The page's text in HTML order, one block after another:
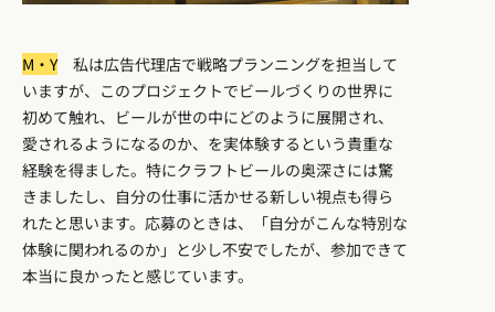
M・Y私は広告代理店で戦略プランニングを担当して
いますが、このプロジェクトでビールづくりの世界に
初めて触れ、ビールが世の中にどのように展開され、
愛されるようになるのか、を実体験するという貴重な
経験を得ました。特にクラフトビールの奥深さには驚
きましたし、自分の仕事に活かせる新しい視点も得ら
れたと思います。応募のときは、「自分がこんな特別な
体験に関われるのか」と少し不安でしたが、参加できて
本当に良かったと感じています。